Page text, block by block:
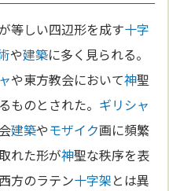
等しい四辺形を成す十字
や建築に多く見られる。
や東方教会において神聖
ものとされた。 ギリシャ
建築やモザイク画に頻繁
れた形が神聖な秩序を表
方のラテン十字架とは異